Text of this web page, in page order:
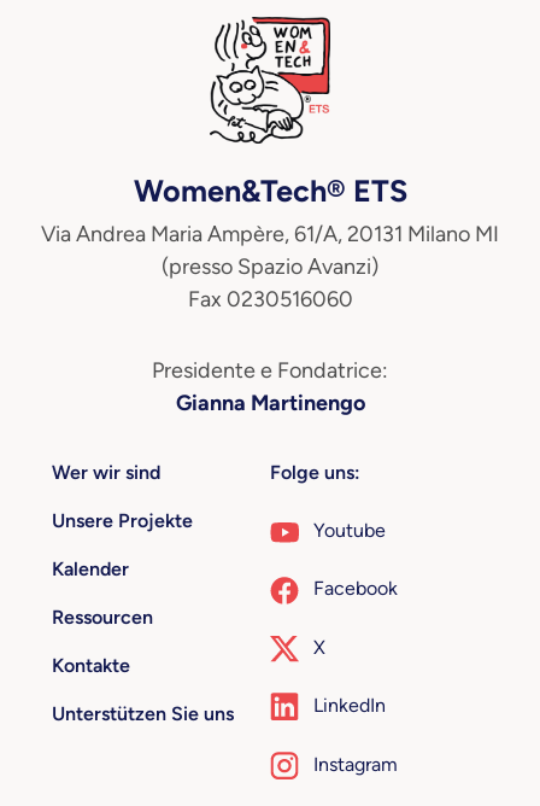
Women&Tech® ETS
Via Andrea Maria Ampère, 61/A, 20131 Milano MI
(presso Spazio Avanzi)
Fax 0230516060
Presidente e Fondatrice:
Gianna Martinengo
Wer wir sind
Unsere Projekte
Kalender
Ressourcen
Kontakte
Unterstützen Sie uns
Folge uns:
Youtube
Facebook
X
LinkedIn
Instagram